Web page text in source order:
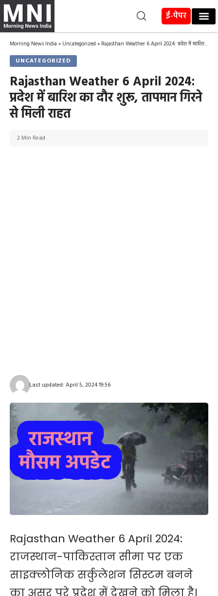
ई-पेपर
Morning News India » Uncategorized » Rajasthan Weather 6 April 2024: प्रदेश में बारिश का दौर शुरू, तापमान गिरने से मिली राहत
UNCATEGORIZED
Rajasthan Weather 6 April 2024:
प्रदेश में बारिश का दौर शुरू, तापमान गिरने
से मिली राहत
Last updated: April 5, 2024 19:56
2 Min Read
Rajasthan Weather 6 April 2024:
राजस्थान-पाकिस्तान सीमा पर एक
साइक्लोनिक सर्कुलेशन सिस्टम बनने
का असर पूरे प्रदेश में देखने को मिला है।